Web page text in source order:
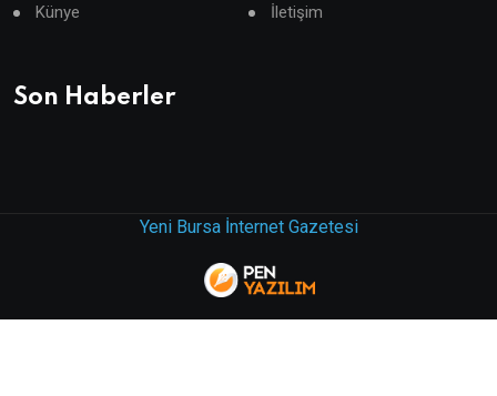
Künye İletişim
Son Haberler
Yeni Bursa İnternet Gazetesi